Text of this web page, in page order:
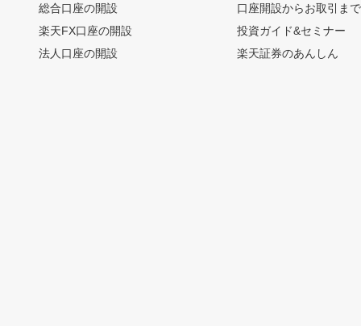
総合口座の開設
楽天FX口座の開設
法人口座の開設
口座開設からお取引ま
投資ガイド&セミナー
楽天証券のあんしん